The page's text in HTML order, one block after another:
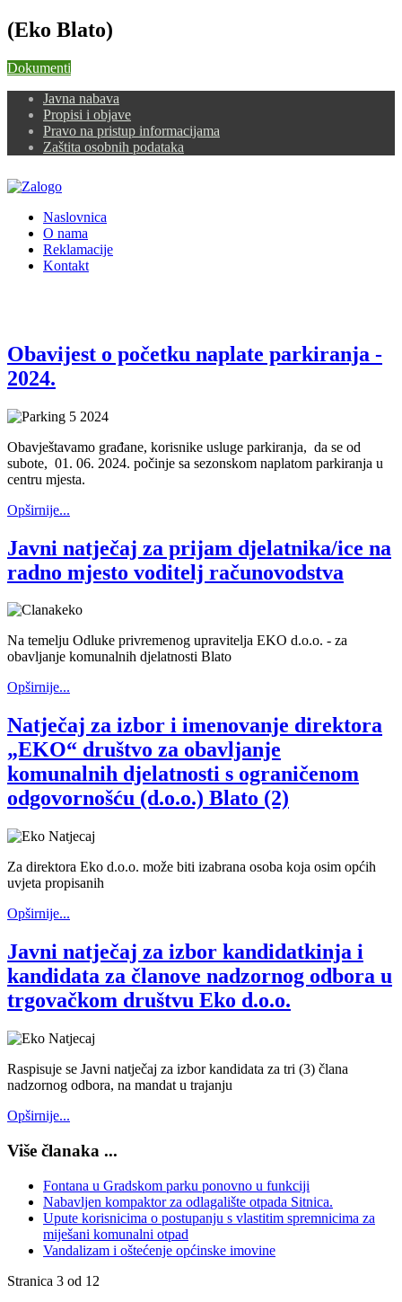
(Eko Blato)
Dokumenti
Javna nabava
Propisi i objave
Pravo na pristup informacijama
Zaštita osobnih podataka
Naslovnica
O nama
Reklamacije
Kontakt
Obavijest o početku naplate parkiranja -
2024.
Obavještavamo građane, korisnike usluge parkiranja, da se od
subote, 01. 06. 2024. počinje sa sezonskom naplatom parkiranja u
centru mjesta.
Opširnije...
Javni natječaj za prijam djelatnika/ice na
radno mjesto voditelj računovodstva
Na temelju Odluke privremenog upravitelja EKO d.o.o. - za
obavljanje komunalnih djelatnosti Blato
Opširnije...
Natječaj za izbor i imenovanje direktora
„EKO“ društvo za obavljanje
komunalnih djelatnosti s ograničenom
odgovornošću (d.o.o.) Blato (2)
Za direktora Eko d.o.o. može biti izabrana osoba koja osim općih
uvjeta propisanih
Opširnije...
Javni natječaj za izbor kandidatkinja i
kandidata za članove nadzornog odbora u
trgovačkom društvu Eko d.o.o.
Raspisuje se Javni natječaj za izbor kandidata za tri (3) člana
nadzornog odbora, na mandat u trajanju
Opširnije...
Više članaka ...
Fontana u Gradskom parku ponovno u funkciji
Nabavljen kompaktor za odlagalište otpada Sitnica.
Upute korisnicima o postupanju s vlastitim spremnicima za
miješani komunalni otpad
Vandalizam i oštećenje općinske imovine
Stranica 3 od 12